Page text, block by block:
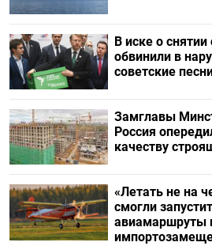
В иске о
обвинили в
советские
Замглавы
Россия
качеству
«Летать не на
смогли
авиамаршруты